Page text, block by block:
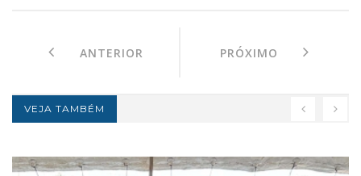
ANTERIOR PRÓXIMO
VEJA TAMBÉM